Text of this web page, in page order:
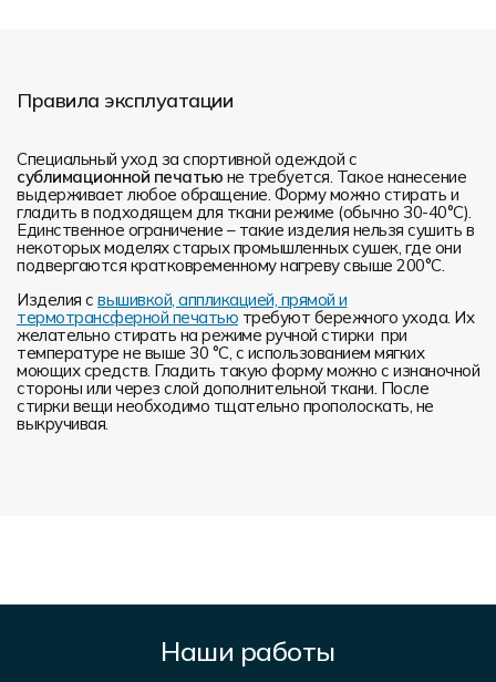
Правила эксплуатации
Специальный уход за спортивной одеждой с
сублимационной печатью не требуется. Такое нанесение
выдерживает любое обращение. Форму можно стирать и
гладить в подходящем для ткани режиме (обычно 30-40°С).
Единственное ограничение – такие изделия нельзя сушить в
некоторых моделях старых промышленных сушек, где они
подвергаются кратковременному нагреву свыше 200°С.
Изделия с вышивкой, аппликацией, прямой и
термотрансферной печатью требуют бережного ухода. Их
желательно стирать на режиме ручной стирки при
температуре не выше 30 °C, с использованием мягких
моющих средств. Гладить такую форму можно с изнаночной
стороны или через слой дополнительной ткани. После
стирки вещи необходимо тщательно прополоскать, не
выкручивая.
Наши работы